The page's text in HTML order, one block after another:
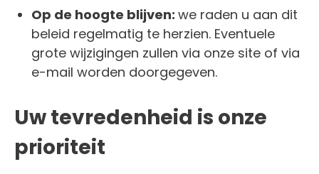
Op de hoogte blijven: we raden u aan dit
beleid regelmatig te herzien. Eventuele
grote wijzigingen zullen via onze site of via
e-mail worden doorgegeven.
Uw tevredenheid is onze
prioriteit